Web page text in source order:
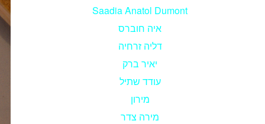
Saadia Anatol Dumont
איה חוברס
דליה זרחיה
יאיר ברק
עודד שתיל
מירון
מירה צדר